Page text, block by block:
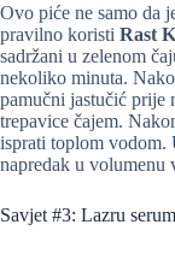
Ovo piće ne samo da
pravilno koristi Rast
sadržani u zelenom
nekoliko minuta.
pamučni jastučić prije
trepavice čajem.
isprati toplom vodom.
napredak u volumenu
Savjet #3: Lazru